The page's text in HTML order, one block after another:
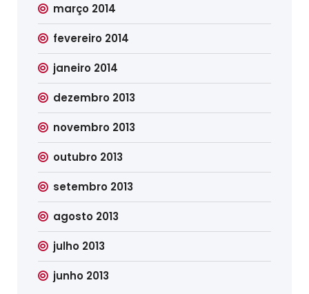
março 2014
fevereiro 2014
janeiro 2014
dezembro 2013
novembro 2013
outubro 2013
setembro 2013
agosto 2013
julho 2013
junho 2013